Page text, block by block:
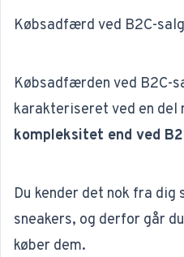
Købsadfærd ved B2C-
Købsadfærden ved B2C-
karakteriseret ved en del
kompleksitet end ved
Du kender det nok fra dig
sneakers, og derfor går
køber dem.